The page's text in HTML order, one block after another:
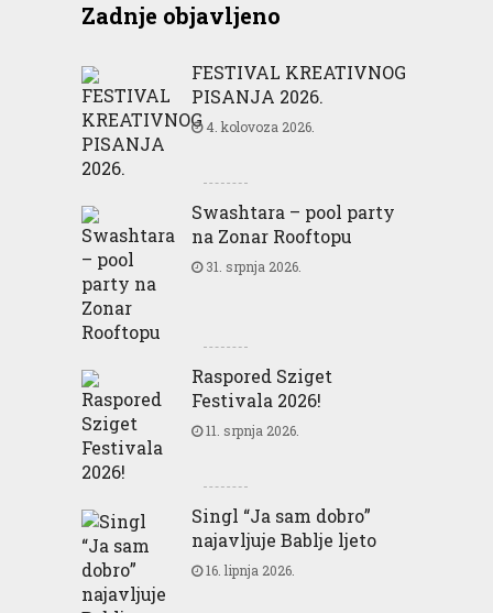
Zadnje objavljeno
FESTIVAL KREATIVNOG
PISANJA 2026.
4. kolovoza 2026.
Swashtara – pool party
na Zonar Rooftopu
31. srpnja 2026.
Raspored Sziget
Festivala 2026!
11. srpnja 2026.
Singl “Ja sam dobro”
najavljuje Bablje ljeto
16. lipnja 2026.